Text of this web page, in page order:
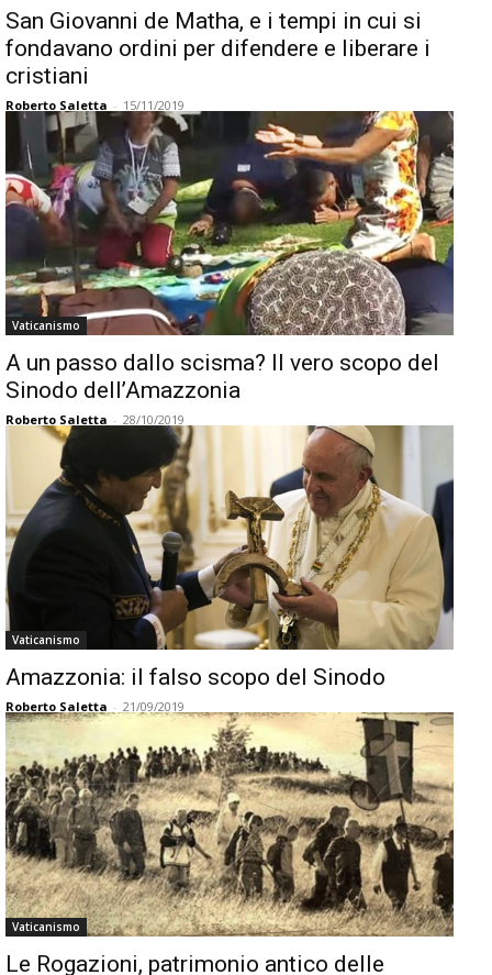
San Giovanni de Matha, e i tempi in cui si
fondavano ordini per difendere e liberare i
cristiani
Roberto Saletta - 15/11/2019
Vaticanismo
A un passo dallo scisma? Il vero scopo del
Sinodo dell’Amazzonia
Roberto Saletta - 28/10/2019
Vaticanismo
Amazzonia: il falso scopo del Sinodo
Roberto Saletta - 21/09/2019
Vaticanismo
Le Rogazioni, patrimonio antico delle